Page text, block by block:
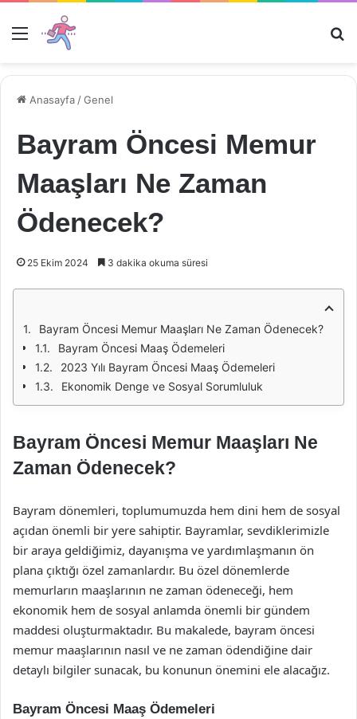
Menü
Anasayfa /Genel
Bayram Öncesi Memur
Maaşları Ne Zaman
Ödenecek?
25 Ekim 2024 3 dakika okuma süresi
Bayram Öncesi Memur Maaşları Ne Zaman Ödenecek?
Bayram Öncesi Maaş Ödemeleri
2023 Yılı Bayram Öncesi Maaş Ödemeleri
Ekonomik Denge ve Sosyal Sorumluluk
Bayram Öncesi Memur Maaşları Ne
Zaman Ödenecek?
Bayram dönemleri, toplumumuzda hem dini hem de sosyal
açıdan önemli bir yere sahiptir. Bayramlar, sevdiklerimizle
bir araya geldiğimiz, dayanışma ve yardımlaşmanın ön
plana çıktığı özel zamanlardır. Bu özel dönemlerde
memurların maaşlarının ne zaman ödeneceği, hem
ekonomik hem de sosyal anlamda önemli bir gündem
maddesi oluşturmaktadır. Bu makalede, bayram öncesi
memur maaşlarının nasıl ve ne zaman ödendiğine dair
detaylı bilgiler sunacak, bu konunun önemini ele alacağız.
Bayram Öncesi Maaş Ödemeleri